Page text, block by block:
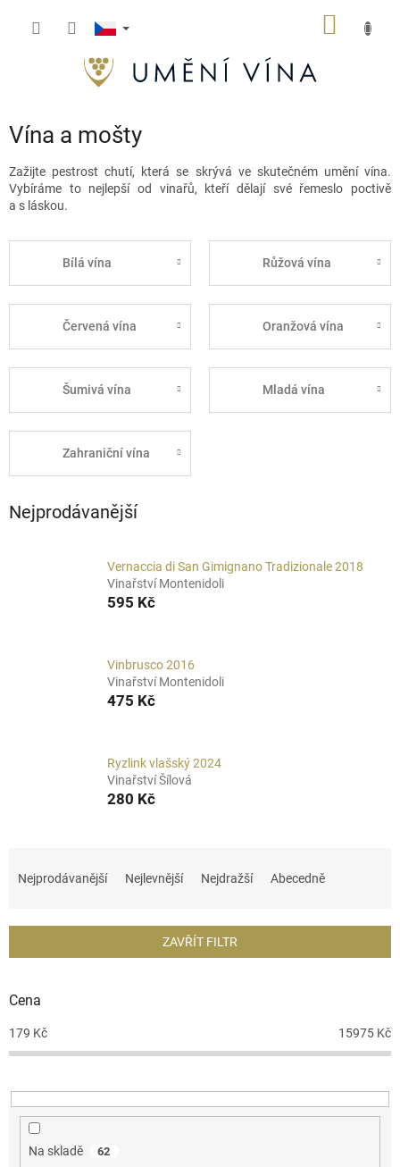
Vína a mošty
Zažijte pestrost chutí, která se skrývá ve skutečném umění vína.
Vybíráme to nejlepší od vinařů, kteří dělají své řemeslo poctivě
a s láskou.
Bílá vína Růžová vína
Červená vína Oranžová vína
Šumivá vína Mladá vína
Zahraniční vína
Nejprodávanější
Vernaccia di San Gimignano Tradizionale 2018
Vinařství Montenidoli
595 Kč
Vinbrusco 2016
Vinařství Montenidoli
475 Kč
Ryzlink vlašský 2024
Vinařství Šílová
280 Kč
í
r
d
u
t
ů
Nejprodávanější Nejlevnější Nejdražší Abecedně
ZAVŘÍT FILTR
Cena
179 Kč 15975 Kč
Na skladě 62